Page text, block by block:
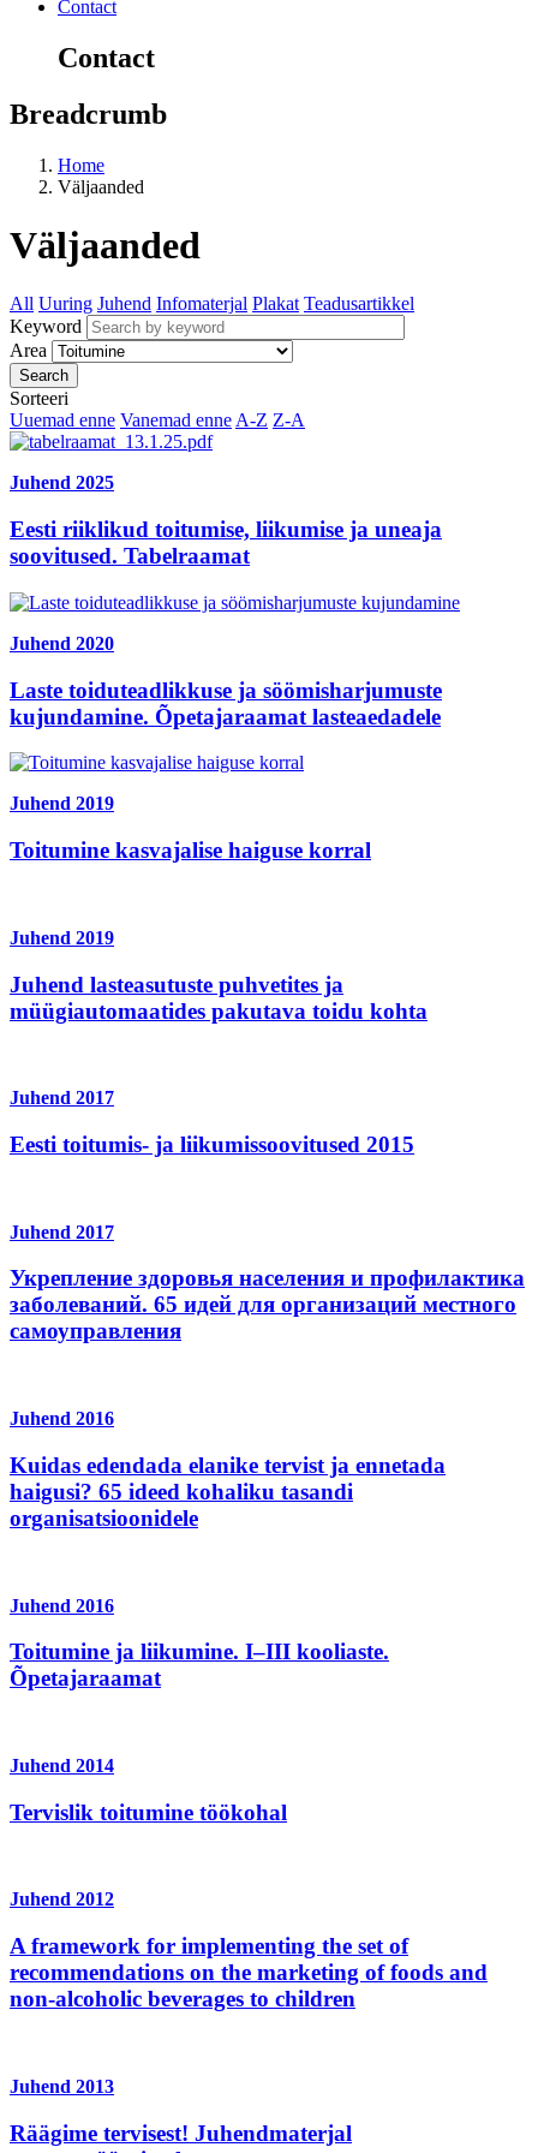
Contact
Contact
Breadcrumb
Home
Väljaanded
Väljaanded
All Uuring Juhend Infomaterjal Plakat Teadusartikkel
Keyword
Area
Sorteeri
Uuemad enne Vanemad enneA-Z Z-A
Juhend 2025
Eesti riiklikud toitumise, liikumise ja uneaja
soovitused. Tabelraamat
Juhend 2020
Laste toiduteadlikkuse ja söömisharjumuste
kujundamine. Õpetajaraamat lasteaedadele
Juhend 2019
Toitumine kasvajalise haiguse korral
Juhend 2019
Juhend lasteasutuste puhvetites ja
müügiautomaatides pakutava toidu kohta
Juhend 2017
Eesti toitumis- ja liikumissoovitused 2015
Juhend 2017
Укрепление здоровья населения и профилактика
заболеваний. 65 идей для организаций местного
самоуправления
Juhend 2016
Kuidas edendada elanike tervist ja ennetada
haigusi? 65 ideed kohaliku tasandi
organisatsioonidele
Juhend 2016
Toitumine ja liikumine. I–III kooliaste.
Õpetajaraamat
Juhend 2014
Tervislik toitumine töökohal
Juhend 2012
A framework for implementing the set of
recommendations on the marketing of foods and
non-alcoholic beverages to children
Juhend 2013
Räägime tervisest! Juhendmaterjal